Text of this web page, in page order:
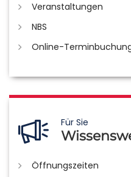
Veranstaltungen
NBS
Online-
Für Sie
Öffnungszeiten